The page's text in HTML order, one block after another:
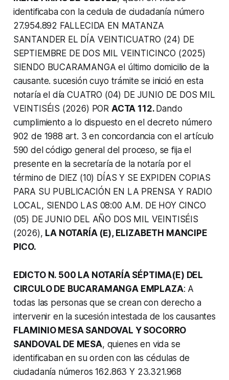
identificaba con la cedula de ciudadanía número
27.954.892 FALLECIDA EN MATANZA
SANTANDER EL DÍA VEINTICUATRO (24) DE
SEPTIEMBRE DE DOS MIL VEINTICINCO (2025)
SIENDO BUCARAMANGA el último domicilio de la
causante. sucesión cuyo trámite se inició en esta
notaría el día CUATRO (04) DE JUNIO DE DOS MIL
VEINTISÉIS (2026) POR ACTA 112. Dando
cumplimiento a lo dispuesto en el decreto número
902 de 1988 art. 3 en concordancia con el artículo
590 del código general del proceso, se fija el
presente en la secretaría de la notaría por el
término de DIEZ (10) DÍAS Y SE EXPIDEN COPIAS
PARA SU PUBLICACIÓN EN LA PRENSA Y RADIO
LOCAL, SIENDO LAS 08:00 A.M. DE HOY CINCO
(05) DE JUNIO DEL AÑO DOS MIL VEINTISÉIS
(2026), LA NOTARÍA (Ε), ELIZABETH MANCIPE
PICO.
EDICTO N. 500 LA NOTARÍA SÉPTIMA(E) DEL
CIRCULO DE BUCARAMANGA EMPLAZA: A
todas las personas que se crean con derecho a
intervenir en la sucesión intestada de los causantes
FLAMINIO MESA SANDOVAL Y SOCORRO
SANDOVAL DE MESA, quienes en vida se
identificaban en su orden con las cédulas de
ciudadanía números 162.863 Y 23.321.968